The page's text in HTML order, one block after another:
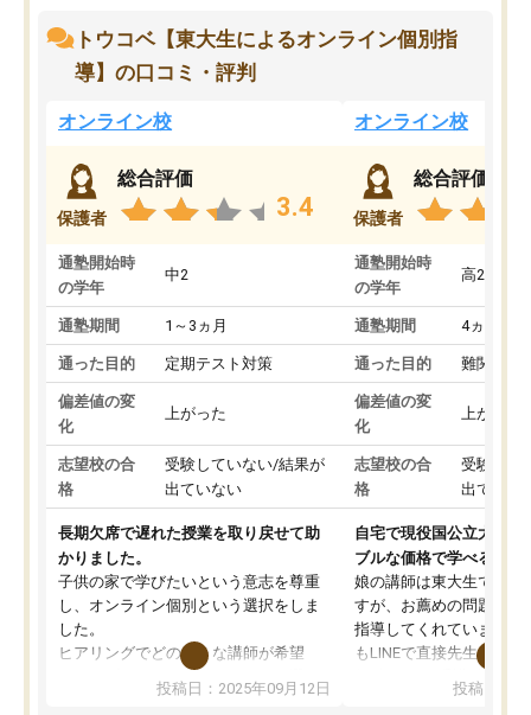
トウコベ【東大生によるオンライン個別指
導】の口コミ・評判
オンライン校
保護者
総合評価
3.4
通塾開始時
の学年
中2
通塾期間 1～3ヵ月
通った目的 定期テスト対策
偏差値の変
化
上がった
志望校の合
格
受験していない/結果が
出ていない
長期欠席で遅れた授業を取り戻せて助
かりました。
子供の家で学びたいという意志を尊重
し、オンライン個別という選択をしま
した。
ヒアリングでどのような講師が希望
か、オプションは付帯するかなど選ぶ
事が出来ました。
投稿日：2025年09月12日
オンライン校
保護者
総合評価
通塾開始時
の学年
高2
通塾期間 4ヵ月～1
通った目的 難関私立
偏差値の変
化
上がった
志望校の合
格
受験して
出ていな
自宅で現役国公立大学生
ブルな価格で学べる
娘の講師は東大生では無
すが、お薦めの問題集や
指導してくれています。
もLINEで直接先生に質問
めれるので、個人に合
投稿日：